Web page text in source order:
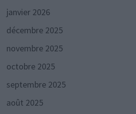
janvier 2026
décembre 2025
novembre 2025
octobre 2025
septembre 2025
août 2025